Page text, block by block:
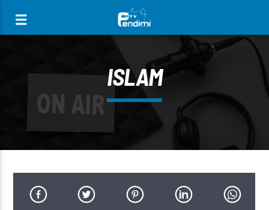
[There are no radio stations in the database]
ISLAM